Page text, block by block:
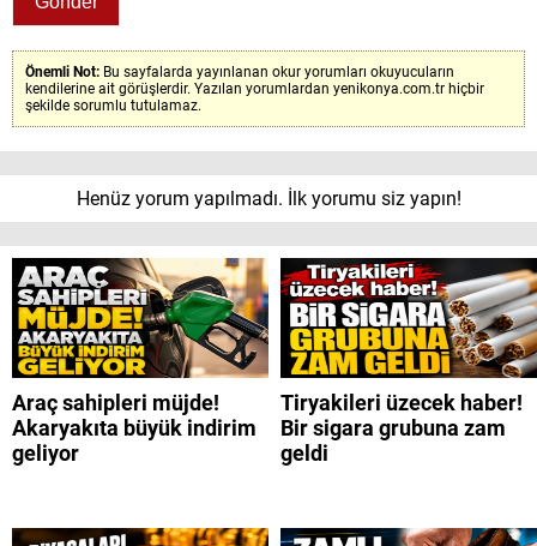
Önemli Not: Bu sayfalarda yayınlanan okur yorumları okuyucuların
kendilerine ait görüşlerdir. Yazılan yorumlardan yenikonya.com.tr hiçbir
şekilde sorumlu tutulamaz.
Henüz yorum yapılmadı. İlk yorumu siz yapın!
Araç sahipleri müjde!
Akaryakıta büyük indirim
geliyor
Tiryakileri üzecek haber!
Bir sigara grubuna zam
geldi